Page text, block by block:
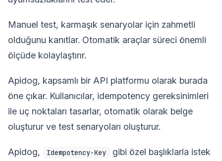
Manuel test, karmaşık senaryolar için zahmetli
olduğunu kanıtlar. Otomatik araçlar süreci önemli
ölçüde kolaylaştırır.
Apidog, kapsamlı bir API platformu olarak burada
öne çıkar. Kullanıcılar, idempotency gereksinimleri
ile uç noktaları tasarlar, otomatik olarak belge
oluşturur ve test senaryoları oluşturur.
Apidog, Idempotency-Key
gibi özel başlıklarla istek